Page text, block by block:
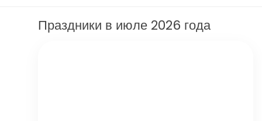
Праздники в июле 2026 года